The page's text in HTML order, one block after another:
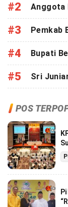
#2 Anggota
#3 Pemkab
#4 Bupati
#5 Sri
POS